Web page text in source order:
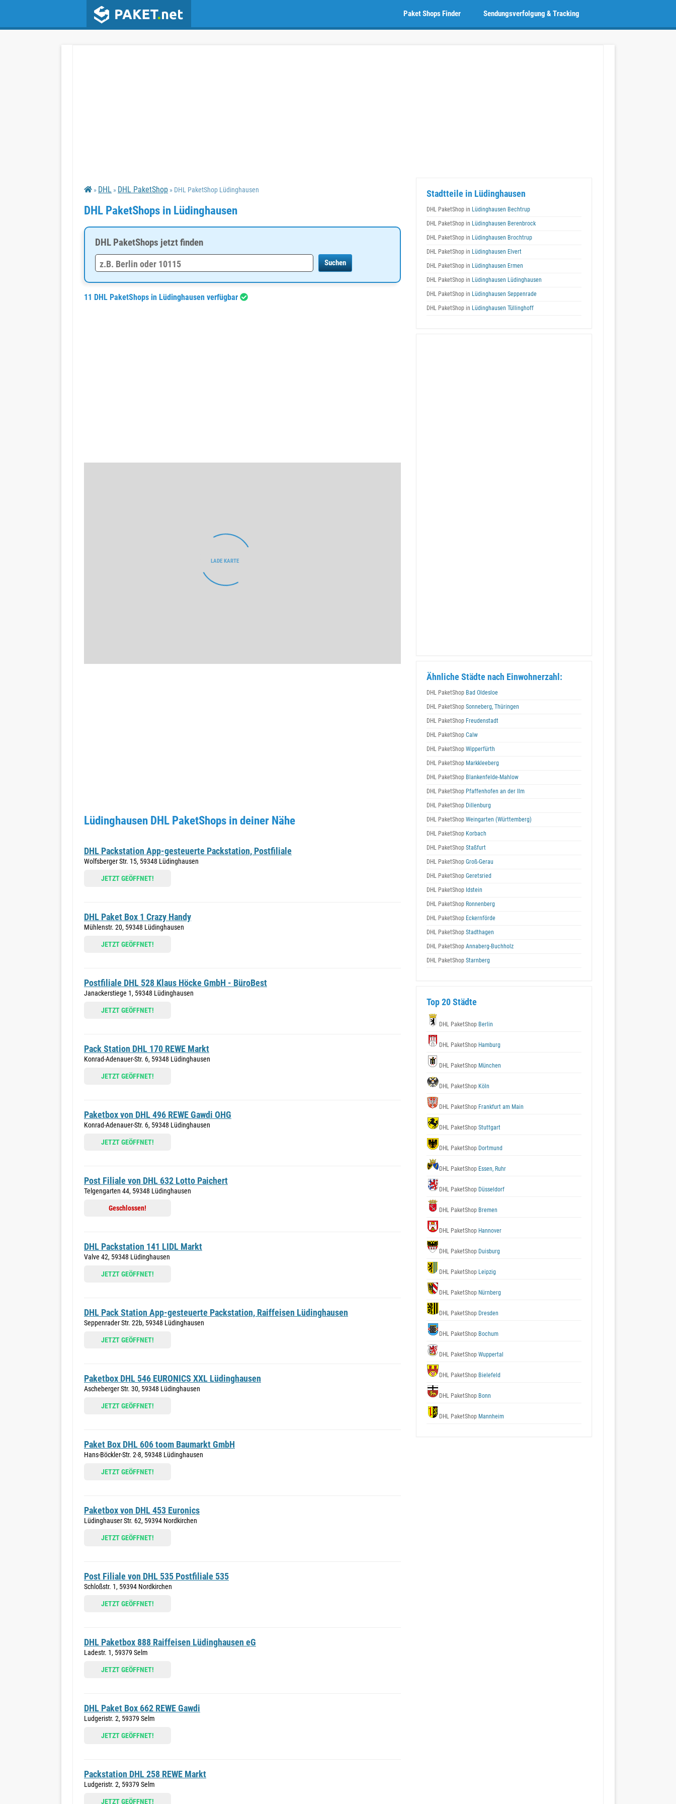
Sendungsverfolgung & Tracking
Paket Shops Finder
» DHL » DHL PaketShop » DHL PaketShop Lüdinghausen
DHL PaketShops in Lüdinghausen
DHL PaketShops jetzt finden
11 DHL PaketShops in Lüdinghausen verfügbar
Lüdinghausen DHL PaketShops in deiner Nähe
DHL Packstation App-gesteuerte Packstation, Postfiliale
Wolfsberger Str. 15, 59348 Lüdinghausen
JETZT GEÖFFNET!
DHL Paket Box 1 Crazy Handy
Mühlenstr. 20, 59348 Lüdinghausen
JETZT GEÖFFNET!
Postfiliale DHL 528 Klaus Höcke GmbH - BüroBest
Janackerstiege 1, 59348 Lüdinghausen
JETZT GEÖFFNET!
Pack Station DHL 170 REWE Markt
Konrad-Adenauer-Str. 6, 59348 Lüdinghausen
JETZT GEÖFFNET!
Paketbox von DHL 496 REWE Gawdi OHG
Konrad-Adenauer-Str. 6, 59348 Lüdinghausen
JETZT GEÖFFNET!
Post Filiale von DHL 632 Lotto Paichert
Telgengarten 44, 59348 Lüdinghausen
Geschlossen!
DHL Packstation 141 LIDL Markt
Valve 42, 59348 Lüdinghausen
JETZT GEÖFFNET!
DHL Pack Station App-gesteuerte Packstation, Raiffeisen Lüdinghausen
Seppenrader Str. 22b, 59348 Lüdinghausen
JETZT GEÖFFNET!
Paketbox DHL 546 EURONICS XXL Lüdinghausen
Ascheberger Str. 30, 59348 Lüdinghausen
JETZT GEÖFFNET!
Paket Box DHL 606 toom Baumarkt GmbH
Hans-Böckler-Str. 2-8, 59348 Lüdinghausen
JETZT GEÖFFNET!
Paketbox von DHL 453 Euronics
Lüdinghauser Str. 62, 59394 Nordkirchen
JETZT GEÖFFNET!
Post Filiale von DHL 535 Postfiliale 535
Schloßstr. 1, 59394 Nordkirchen
JETZT GEÖFFNET!
DHL Paketbox 888 Raiffeisen Lüdinghausen eG
Ladestr. 1, 59379 Selm
JETZT GEÖFFNET!
DHL Paket Box 662 REWE Gawdi
Ludgeristr. 2, 59379 Selm
JETZT GEÖFFNET!
Packstation DHL 258 REWE Markt
Ludgeristr. 2, 59379 Selm
JETZT GEÖFFNET!
Stadtteile in Lüdinghausen
DHL PaketShop in Lüdinghausen Bechtrup
DHL PaketShop in Lüdinghausen Berenbrock
DHL PaketShop in Lüdinghausen Brochtrup
DHL PaketShop in Lüdinghausen Elvert
DHL PaketShop in Lüdinghausen Ermen
DHL PaketShop in Lüdinghausen Lüdinghausen
DHL PaketShop in Lüdinghausen Seppenrade
DHL PaketShop in Lüdinghausen Tüllinghoff
Ähnliche Städte nach Einwohnerzahl:
DHL PaketShop Bad Oldesloe
DHL PaketShop Sonneberg, Thüringen
DHL PaketShop Freudenstadt
DHL PaketShop Calw
DHL PaketShop Wipperfürth
DHL PaketShop Markkleeberg
DHL PaketShop Blankenfelde-Mahlow
DHL PaketShop Pfaffenhofen an der Ilm
DHL PaketShop Dillenburg
DHL PaketShop Weingarten (Württemberg)
DHL PaketShop Korbach
DHL PaketShop Staßfurt
DHL PaketShop Groß-Gerau
DHL PaketShop Geretsried
DHL PaketShop Idstein
DHL PaketShop Ronnenberg
DHL PaketShop Eckernförde
DHL PaketShop Stadthagen
DHL PaketShop Annaberg-Buchholz
DHL PaketShop Starnberg
Top 20 Städte
DHL PaketShop Berlin
DHL PaketShop Hamburg
DHL PaketShop München
DHL PaketShop Köln
DHL PaketShop Frankfurt am Main
DHL PaketShop Stuttgart
DHL PaketShop Dortmund
DHL PaketShop Essen, Ruhr
DHL PaketShop Düsseldorf
DHL PaketShop Bremen
DHL PaketShop Hannover
DHL PaketShop Duisburg
DHL PaketShop Leipzig
DHL PaketShop Nürnberg
DHL PaketShop Dresden
DHL PaketShop Bochum
DHL PaketShop Wuppertal
DHL PaketShop Bielefeld
DHL PaketShop Bonn
DHL PaketShop Mannheim